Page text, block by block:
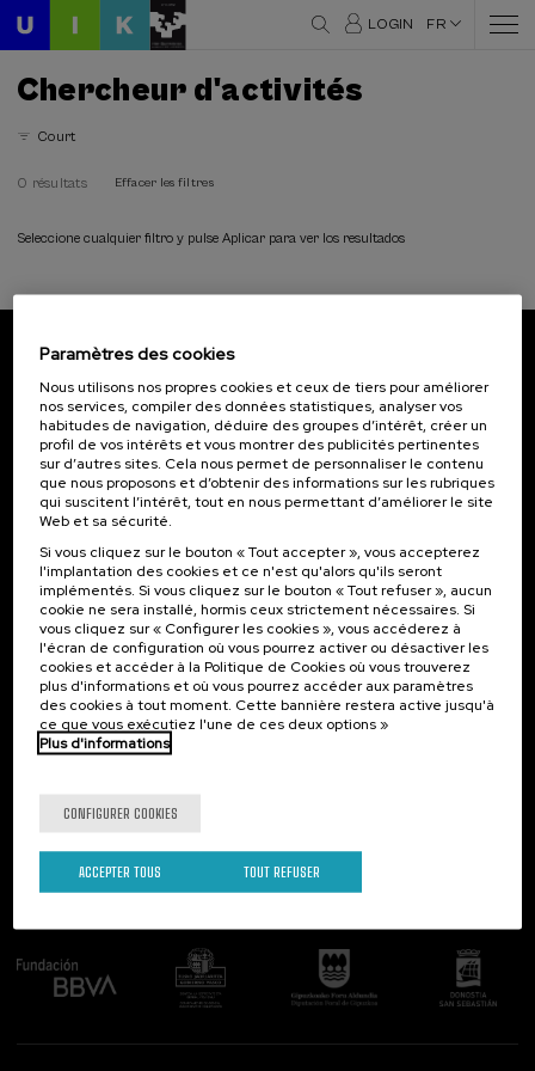
LOGIN FR
Chercheur d'activités
Court
0 résultats Effacer les filtres
Seleccione cualquier filtro y pulse Aplicar para ver los resultados
Inscrivez-vous pour être le premier à recevoir les
actualités de l'UIK.
S'abonner
Contact
Palacio Miramar
Paseo de Miraconcha, 48
20007 Donostia / San Sebastián
Gipuzkoa, Spain
Contactez-nous!
Intéressant...
Activités précédentes
Suivez-nous
Paramètres des cookies
Nous utilisons nos propres cookies et ceux de tiers pour améliorer
nos services, compiler des données statistiques, analyser vos
habitudes de navigation, déduire des groupes d’intérêt, créer un
profil de vos intérêts et vous montrer des publicités pertinentes
sur d’autres sites. Cela nous permet de personnaliser le contenu
que nous proposons et d’obtenir des informations sur les rubriques
qui suscitent l’intérêt, tout en nous permettant d’améliorer le site
Web et sa sécurité.
Si vous cliquez sur le bouton « Tout accepter », vous accepterez
l'implantation des cookies et ce n'est qu'alors qu'ils seront
implémentés. Si vous cliquez sur le bouton « Tout refuser », aucun
cookie ne sera installé, hormis ceux strictement nécessaires. Si
vous cliquez sur « Configurer les cookies », vous accéderez à
l'écran de configuration où vous pourrez activer ou désactiver les
cookies et accéder à la Politique de Cookies où vous trouverez
plus d'informations et où vous pourrez accéder aux paramètres
des cookies à tout moment. Cette bannière restera active jusqu'à
ce que vous exécutiez l'une de ces deux options »
Plus d'informations
CONFIGURER COOKIES
TOUT REFUSER
ACCEPTER TOUS